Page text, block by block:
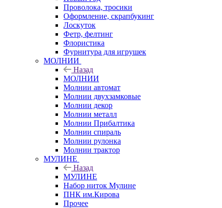
Проволока, тросики
Оформление, скрапбукинг
Лоскуток
Фетр, фелтинг
Флористика
Фурнитура для игрушек
МОЛНИИ
Назад
МОЛНИИ
Молнии автомат
Молнии двухзамковые
Молнии декор
Молнии металл
Молнии Прибалтика
Молнии спираль
Молнии рулонка
Молнии трактор
МУЛИНЕ
Назад
МУЛИНЕ
Набор ниток Мулине
ПНК им.Кирова
Прочее